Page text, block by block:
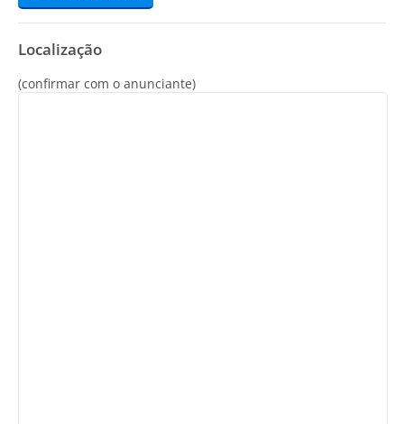
Localização
(confirmar com o anunciante)